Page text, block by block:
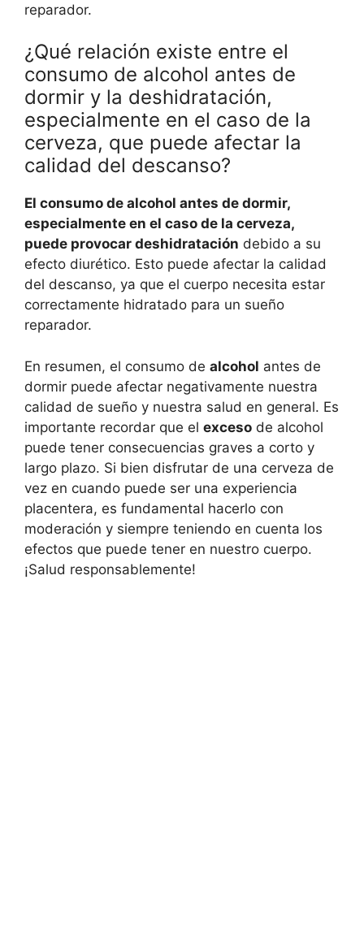
reparador.
¿Qué relación existe entre el
consumo de alcohol antes de
dormir y la deshidratación,
especialmente en el caso de la
cerveza, que puede afectar la
calidad del descanso?
El consumo de alcohol antes de dormir,
especialmente en el caso de la cerveza,
puede provocar deshidratación debido a su
efecto diurético. Esto puede afectar la calidad
del descanso, ya que el cuerpo necesita estar
correctamente hidratado para un sueño
reparador.
En resumen, el consumo de alcohol antes de
dormir puede afectar negativamente nuestra
calidad de sueño y nuestra salud en general. Es
importante recordar que el exceso de alcohol
puede tener consecuencias graves a corto y
largo plazo. Si bien disfrutar de una cerveza de
vez en cuando puede ser una experiencia
placentera, es fundamental hacerlo con
moderación y siempre teniendo en cuenta los
efectos que puede tener en nuestro cuerpo.
¡Salud responsablemente!